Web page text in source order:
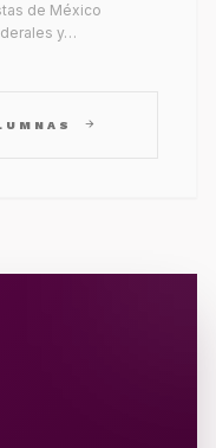
de México
y…
arrow_forward